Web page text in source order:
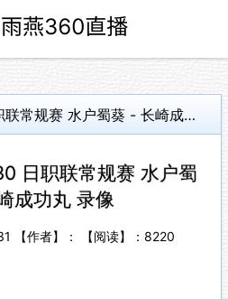
[咪咕体育]- 05-30 日职联常规赛 水户蜀葵 - 长崎成功丸 录像
日职联常规赛 水户蜀
成功丸 录像
【作者】： 【阅读】： 8220